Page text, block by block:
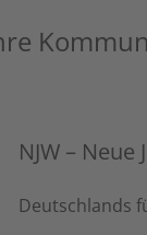
NJW –
Deutschlands